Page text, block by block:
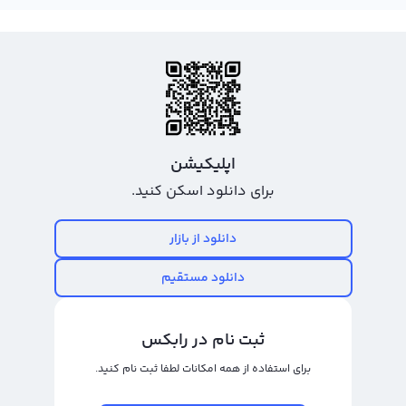
ارزهای دیجیتال است که در بازار مبادلات آنلاین عرضه شده است. این ارز با علامت
تجاری MATTER و نام انگلیسی AntiMatter شناخته می‌شود و به عنوان یکی از ارزهای
دیجیتال پرطرفدار در حوزه فیزیک و تعاملات ذرات بدون پرداخت حقوق یا کارولاینا
دلکروز یا ویژگی‌های دیگری همچون برنامه مطالعاتی و آم
خرید و فروش آنتی متر یا در واقع معامله آن در حال حاضر برای معامله‌گران و
سرمایه‌گذاران ارزهای دیجیتال یک گزینه بسیار مناسب است زیرا آنتی متر با نماد
MATTER و نام انگلیسی آن AntiMatter، ارزی است که به تازگی وارد بازار ارزهای
دیجیتال شده است و توانسته است جای خود را در بازار پیدا کند. چنین وضعیتی باعث
خوب برای سرمایه‌گذاران، معامله‌گران کوتاه مدت نیز فرصتی مناسب برای کسب سود
اپلیکیشن
برای دانلود اسکن کنید.
دانلود از بازار
دانلود مستقیم
ثبت نام در رابکس
برای استفاده از همه امکانات لطفا ثبت نام کنید.